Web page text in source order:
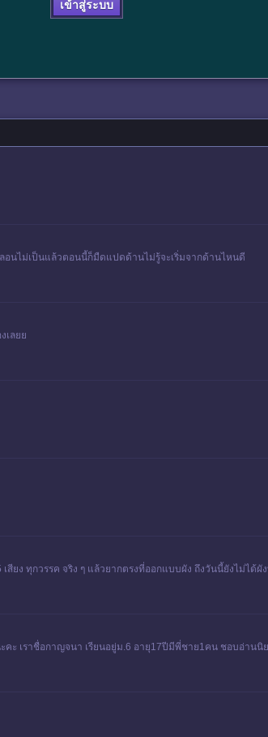
เข้าสู่ระบบ
อนไม่เป็นแล้วตอนนี้ก็มืดแปดด้านไม่รู้จะเริ่มจากด้านไหนดี
เลยย
สียง ทุกวรรค จริง ๆ แล้วยากตรงที่ออกแบบผัง ถึงวันนี้ยังไม่
ะคะ เราชื่อกาญจนา เรียนอยู่ม.6 อายุ17ปีมีพี่ชาย1คน ชอบอ่า